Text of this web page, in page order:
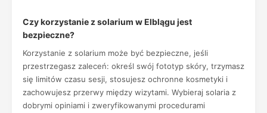
Czy korzystanie z solarium w Elblągu jest
bezpieczne?
Korzystanie z solarium może być bezpieczne, jeśli
przestrzegasz zaleceń: określ swój fototyp skóry, trzymasz
się limitów czasu sesji, stosujesz ochronne kosmetyki i
zachowujesz przerwy między wizytami. Wybieraj solaria z
dobrymi opiniami i zweryfikowanymi procedurami